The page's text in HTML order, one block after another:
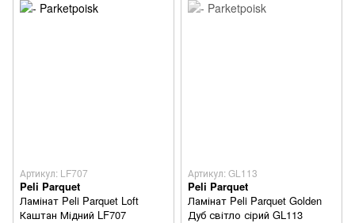
Артикул: LF707
Peli Parquet
Ламінат Peli Parquet Loft
Каштан Мідний LF707
Артикул: GL113
Peli Parquet
Ламінат Peli Parquet Golden
Дуб світло сірий GL113